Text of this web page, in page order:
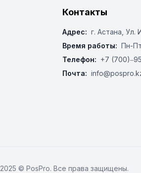
Контакты
Адрес: г. Астана, ​Ул.
Время работы: Пн-
Телефон: +7
Почта:
2025 © PosPro. Все права защищены.